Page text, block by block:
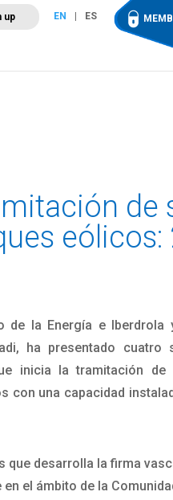
up EN ES
Events
de
eólicos:
de la Energía e Iberdrola
ha presentado cuatro
inicia la tramitación de
con una capacidad
que desarrolla la firma
el ámbito de la